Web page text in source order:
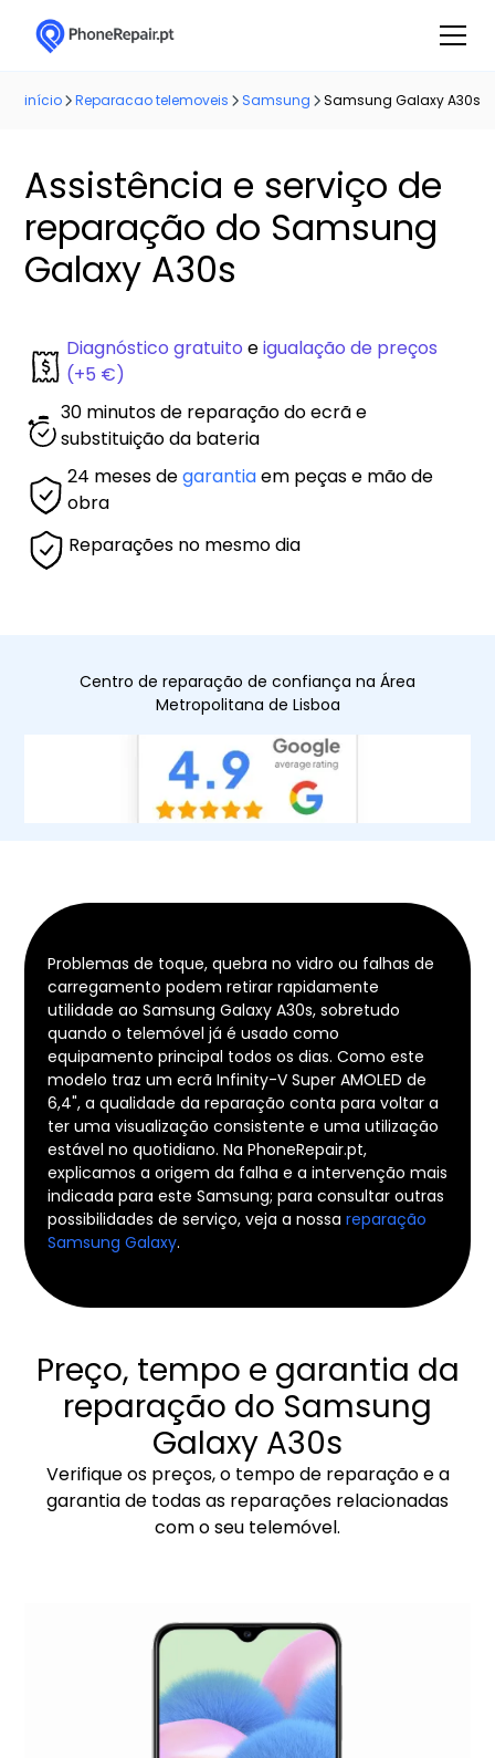
início Reparacao telemoveis Samsung Samsung Galaxy A30s
Assistência e serviço de
reparação do Samsung
Galaxy A30s
Diagnóstico gratuito eigualação de preços
(+5 €)
30 minutos de reparação do ecrã e
substituição da bateria
24 meses degarantiaem peças e mão de
obra
Reparações no mesmo dia
Centro de reparação de confiança na Área
Metropolitana de Lisboa
Problemas de toque, quebra no vidro ou falhas de
carregamento podem retirar rapidamente
utilidade ao Samsung Galaxy A30s, sobretudo
quando o telemóvel já é usado como
equipamento principal todos os dias. Como este
modelo traz um ecrã Infinity-V Super AMOLED de
6,4", a qualidade da reparação conta para voltar a
ter uma visualização consistente e uma utilização
estável no quotidiano. Na PhoneRepair.pt,
explicamos a origem da falha e a intervenção mais
indicada para este Samsung; para consultar outras
possibilidades de serviço, veja a nossa reparação
Samsung Galaxy.
Preço, tempo e garantia da
reparação do Samsung
Galaxy A30s
Verifique os preços, o tempo de reparação e a
garantia de todas as reparações relacionadas
com o seu telemóvel.